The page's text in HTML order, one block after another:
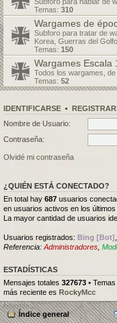
Temas: 310
Wargames de
Subforo para tratar de
Korea, Guerras del
Temas: 150
Wargames Escala
Todos los wargames,
Temas: 52
IDENTIFICARSE •
Nombre de Usuario:
Contraseña:
Olvidé mi contraseña
¿QUIÉN ESTÁ CONECTADO?
En total hay 687 usuarios
en usuarios activos en los últimos
La mayor cantidad de usuarios
Usuarios registrados: Bing [Bot]
Referencia: Administradores
ESTADÍSTICAS
Mensajes totales 327673 •
más reciente es RockyMcc
Índice general